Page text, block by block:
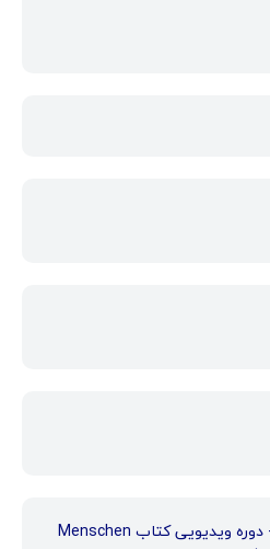
آموزش زبان آلمانی مبتدی - دوره ویدیویی کتاب Menschen